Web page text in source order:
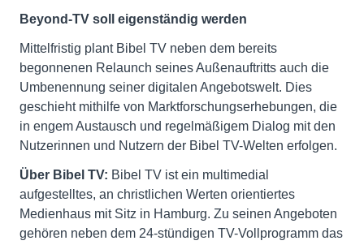
Beyond-TV soll eigenständig werden
Mittelfristig plant Bibel TV neben dem bereits
begonnenen Relaunch seines Außenauftritts auch die
Umbenennung seiner digitalen Angebotswelt. Dies
geschieht mithilfe von Marktforschungserhebungen, die
in engem Austausch und regelmäßigem Dialog mit den
Nutzerinnen und Nutzern der Bibel TV-Welten erfolgen.
Über Bibel TV: Bibel TV ist ein multimedial
aufgestelltes, an christlichen Werten orientiertes
Medienhaus mit Sitz in Hamburg. Zu seinen Angeboten
gehören neben dem 24-stündigen TV-Vollprogramm das